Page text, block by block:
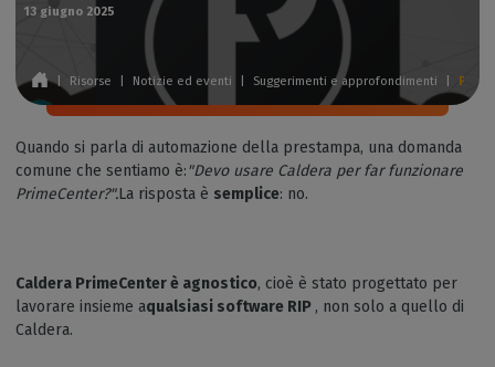
13 giugno 2025
Risorse Notizie ed eventi Suggerimenti e approfondimenti
Quando si parla di automazione della prestampa, una domanda
comune che sentiamo è:"Devo usare Caldera per far funzionare
PrimeCenter?".La risposta è semplice: no.
Caldera PrimeCenter è agnostico, cioè è stato progettato per
lavorare insieme aqualsiasi software RIP , non solo a quello di
Caldera.